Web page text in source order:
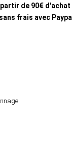
de 90€ d'achat
frais avec Paypal